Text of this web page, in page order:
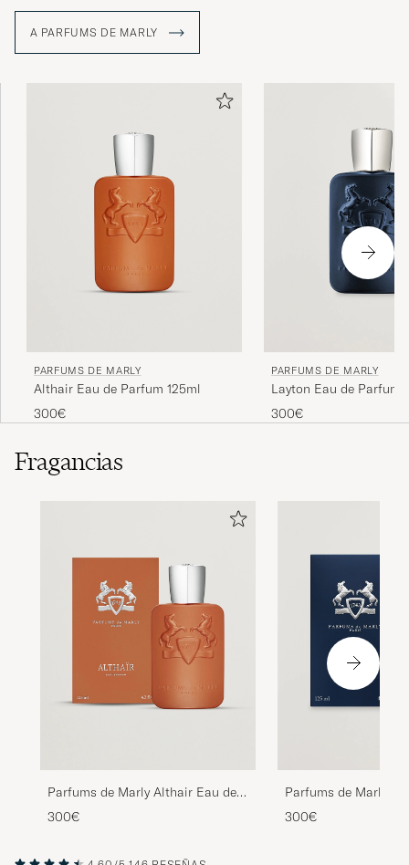
A PARFUMS DE MARLY
PARFUMS DE MARLY
Althair Eau de Parfum 125ml
300€
PARFUMS DE MARLY
Layton Eau de Parfum
300€
Fragancias
Parfums de Marly Althair Eau de
Parfum 125ml
300€
Parfums de Marly
Parfum 125ml
300€